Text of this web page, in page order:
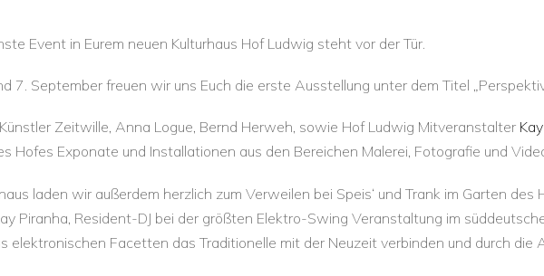
Event in Eurem neuen Kulturhaus Hof Ludwig steht vor der Tür.
7. September freuen wir uns Euch die erste Ausstellung unter dem Titel
Zeitwille, Anna Logue, Bernd Herweh, sowie Hof Ludwig Mitveranstalter
Hofes Exponate und Installationen aus den Bereichen Malerei, Fotografie und
laden wir außerdem herzlich zum Verweilen bei Speis‘ und Trank im Garten des
Piranha, Resident-DJ bei der größten Elektro-Swing Veranstaltung im
elektronischen Facetten das Traditionelle mit der Neuzeit verbinden und durch die